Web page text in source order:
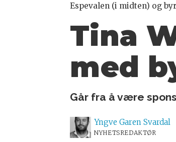
Espevalen (i midten) og
Tina
med
Går fra å være
Yngve Garen Svardal
NYHETSREDAKTØR